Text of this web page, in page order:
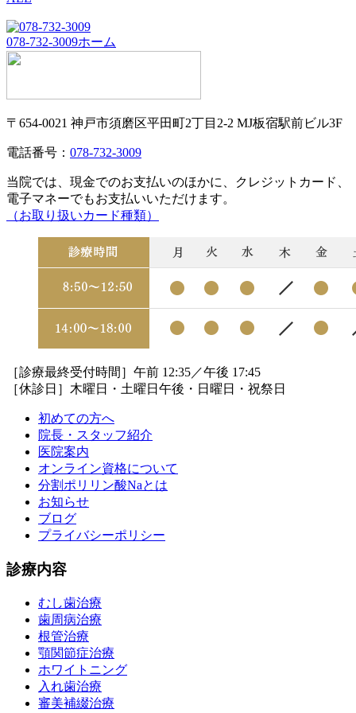
078-732-3009ホーム
〒654-0021 神戸市須磨区平田町2丁目2-2 MJ板宿駅前ビル3F
電話番号： 078-732-3009
当院では、現金でのお支払いのほかに、クレジットカード、
電子マネーでもお支払いいただけます。
（お取り扱いカード種類）
［診療最終受付時間］午前 12:35／午後 17:45
［休診日］木曜日・土曜日午後・日曜日・祝祭日
初めての方へ
院長・スタッフ紹介
医院案内
オンライン資格について
分割ポリリン酸Naとは
お知らせ
ブログ
プライバシーポリシー
診療内容
むし歯治療
歯周病治療
根管治療
顎関節症治療
ホワイトニング
入れ歯治療
審美補綴治療